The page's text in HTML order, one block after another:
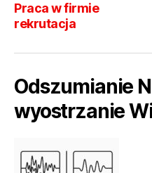
Praca w firmie
rekrutacja
Odszumianie
wyostrzanie